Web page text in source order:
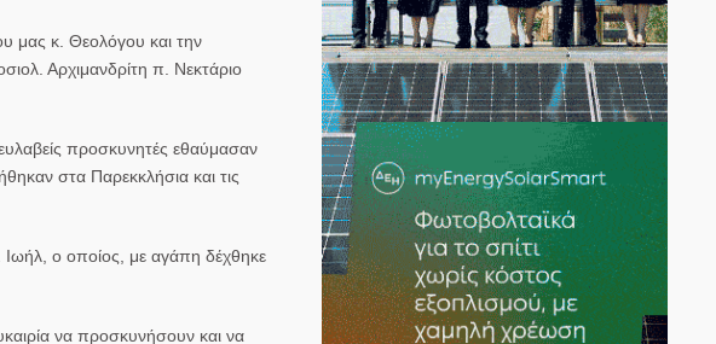
μας κ. Θεολόγου και την
Αρχιμανδρίτη π. Νεκτάριο
προσκυνητές εθαύμασαν
στα Παρεκκλήσια και τις
ο οποίος, με αγάπη δέχθηκε
να προσκυνήσουν και να